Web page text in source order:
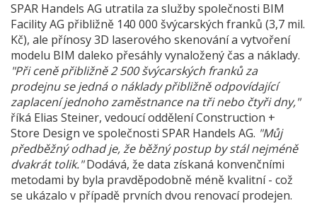
SPAR Handels AG utratila za služby společnosti BIM
Facility AG přibližně 140 000 švýcarských franků (3,7 mil.
Kč), ale přínosy 3D laserového skenování a vytvoření
modelu BIM daleko přesáhly vynaložený čas a náklady.
"Při ceně přibližně 2 500 švýcarských franků za
prodejnu se jedná o náklady přibližně odpovídající
zaplacení jednoho zaměstnance na tři nebo čtyři dny,"
říká Elias Steiner, vedoucí oddělení Construction +
Store Design ve společnosti SPAR Handels AG. "Můj
předběžný odhad je, že běžný postup by stál nejméně
dvakrát tolik."Dodává, že data získaná konvenčními
metodami by byla pravděpodobně méně kvalitní - což
se ukázalo v případě prvních dvou renovací prodejen.